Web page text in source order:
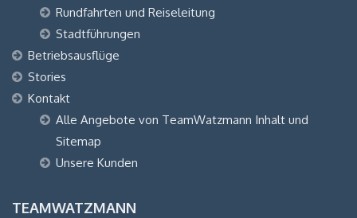
Rundfahrten und Reiseleitung
Stadtführungen
Betriebsausflüge
Stories
Kontakt
Alle Angebote von TeamWatzmann Inhalt und
Sitemap
Unsere Kunden
TEAMWATZMANN